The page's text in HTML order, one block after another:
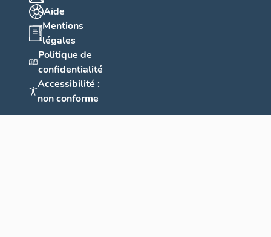
Aide
Mentions
légales
Politique de
confidentialité
Accessibilité :
non conforme